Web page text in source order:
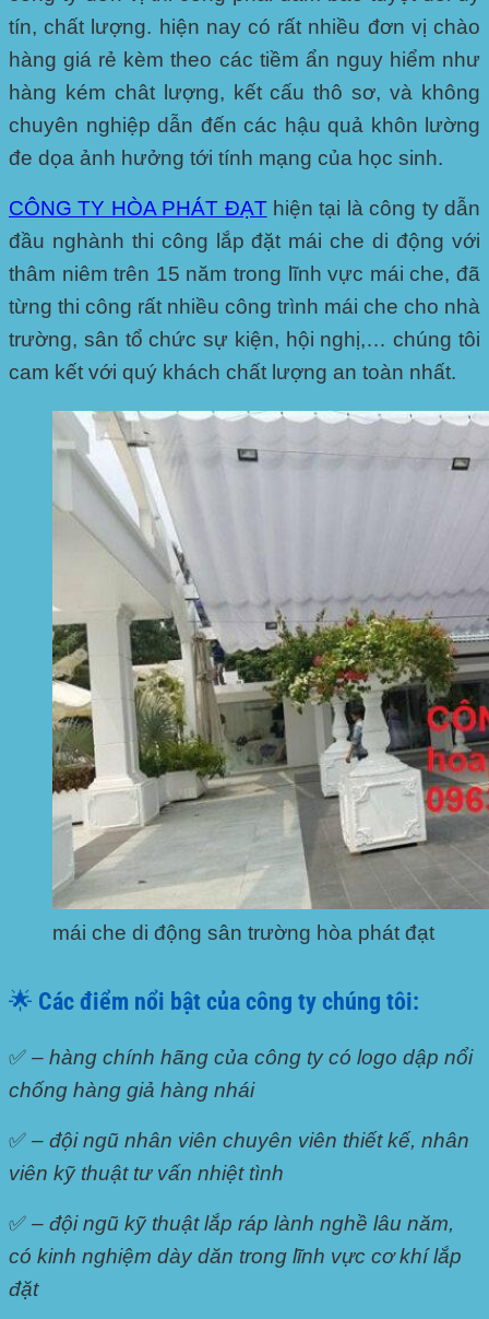
tín, chất lượng. hiện nay có rất nhiều đơn vị chào
hàng giá rẻ kèm theo các tiềm ẩn nguy hiểm như
hàng kém chât lượng, kết cấu thô sơ, và không
chuyên nghiệp dẫn đến các hậu quả khôn lường
đe dọa ảnh hưởng tới tính mạng của học sinh.
CÔNG TY HÒA PHÁT ĐẠThiện tại là công ty dẫn
đầu nghành thi công lắp đặt mái che di động với
thâm niêm trên 15 năm trong lĩnh vực mái che, đã
từng thi công rất nhiều công trình mái che cho nhà
trường, sân tổ chức sự kiện, hội nghị,… chúng tôi
cam kết với quý khách chất lượng an toàn nhất.
mái che di động sân trường hòa phát đạt
🌟 Các điểm nổi bật của công ty chúng tôi:
✅ – hàng chính hãng của công ty có logo dập nổi
chống hàng giả hàng nhái
✅ – đội ngũ nhân viên chuyên viên thiết kế, nhân
viên kỹ thuật tư vấn nhiệt tình
✅ – đội ngũ kỹ thuật lắp ráp lành nghề lâu năm,
có kinh nghiệm dày dăn trong lĩnh vực cơ khí lắp
đặt